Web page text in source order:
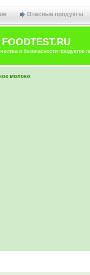
Опасные продукты
и безопасности продуктов
молоко